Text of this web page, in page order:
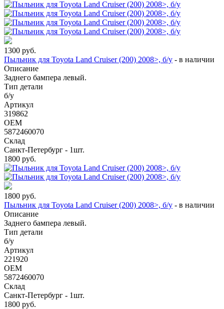
1300 руб.
Пыльник для Toyota Land Cruiser (200) 2008>, б/у - в наличии
Описание
Заднего бампера левый.
Тип детали
б/у
Артикул
319862
OEM
5872460070
Склад
Санкт-Петербург - 1шт.
1800 руб.
1800 руб.
Пыльник для Toyota Land Cruiser (200) 2008>, б/у - в наличии
Описание
Заднего бампера левый.
Тип детали
б/у
Артикул
221920
OEM
5872460070
Склад
Санкт-Петербург - 1шт.
1800 руб.